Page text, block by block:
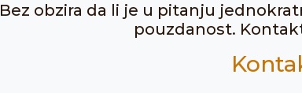
Bez obzira da li je u pitanju
pouzdanost.